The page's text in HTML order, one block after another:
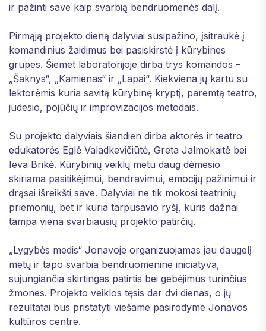
ir pažinti save kaip svarbią bendruomenės dalį.
Pirmąją projekto dieną dalyviai susipažino, įsitraukė į
komandinius žaidimus bei pasiskirstė į kūrybines
grupes. Šiemet laboratorijoje dirba trys komandos –
„Šaknys“, „Kamienas“ ir „Lapai“. Kiekviena jų kartu su
lektorėmis kuria savitą kūrybinę kryptį, paremtą teatro,
judesio, pojūčių ir improvizacijos metodais.
Su projekto dalyviais šiandien dirba aktorės ir teatro
edukatorės Eglė Valadkevičiūtė, Greta Jalmokaitė bei
Ieva Brikė. Kūrybinių veiklų metu daug dėmesio
skiriama pasitikėjimui, bendravimui, emocijų pažinimui ir
drąsai išreikšti save. Dalyviai ne tik mokosi teatrinių
priemonių, bet ir kuria tarpusavio ryšį, kuris dažnai
tampa viena svarbiausių projekto patirčių.
„Lygybės medis“ Jonavoje organizuojamas jau daugelį
metų ir tapo svarbia bendruomenine iniciatyva,
sujungiančia skirtingas patirtis bei gebėjimus turinčius
žmones. Projekto veiklos tęsis dar dvi dienas, o jų
rezultatai bus pristatyti viešame pasirodyme Jonavos
kultūros centre.